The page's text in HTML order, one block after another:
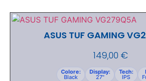
ASUS TUF GAMING
149,00 €
Colore:
Black
Display:
27"
Tech:
IPS